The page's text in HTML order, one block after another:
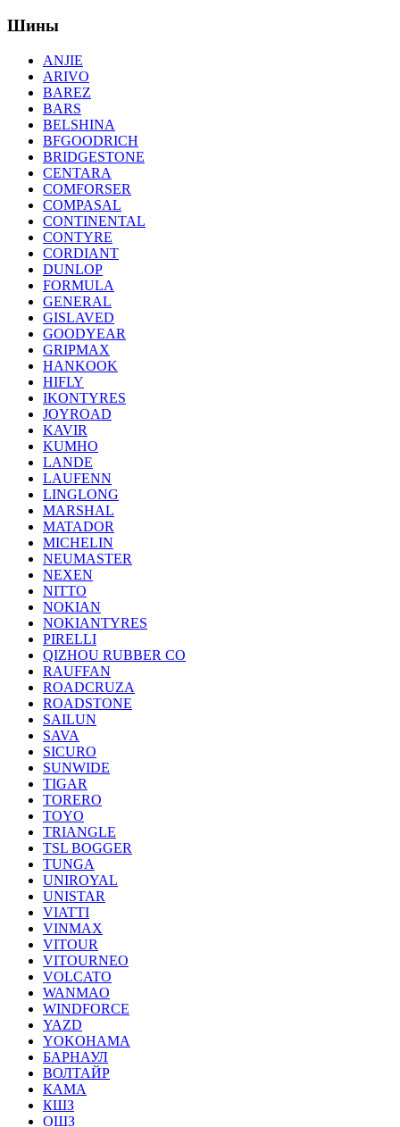
Шины
ANJIE
ARIVO
BAREZ
BARS
BELSHINA
BFGOODRICH
BRIDGESTONE
CENTARA
COMFORSER
COMPASAL
CONTINENTAL
CONTYRE
CORDIANT
DUNLOP
FORMULA
GENERAL
GISLAVED
GOODYEAR
GRIPMAX
HANKOOK
HIFLY
IKONTYRES
JOYROAD
KAVIR
KUMHO
LANDE
LAUFENN
LINGLONG
MARSHAL
MATADOR
MICHELIN
NEUMASTER
NEXEN
NITTO
NOKIAN
NOKIANTYRES
PIRELLI
QIZHOU RUBBER CO
RAUFFAN
ROADCRUZA
ROADSTONE
SAILUN
SAVA
SICURO
SUNWIDE
TIGAR
TORERO
TOYO
TRIANGLE
TSL BOGGER
TUNGA
UNIROYAL
UNISTAR
VIATTI
VINMAX
VITOUR
VITOURNEO
VOLCATO
WANMAO
WINDFORCE
YAZD
YOKOHAMA
БАРНАУЛ
ВОЛТАЙР
КАМА
КШЗ
ОШЗ